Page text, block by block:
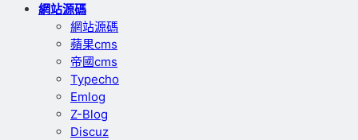
網站源碼
網站源碼
蘋果cms
帝國cms
Typecho
Emlog
Z-Blog
Discuz